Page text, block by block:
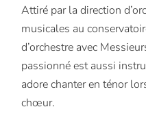
Attiré par la direction
musicales au
d’orchestre avec
passionné est aussi
adore chanter en ténor
chœur.